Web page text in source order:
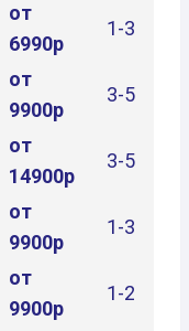
от
6990р
1-3
от
9900р
3-5
от
14900р
3-5
от
9900р
1-3
от
9900р
1-2